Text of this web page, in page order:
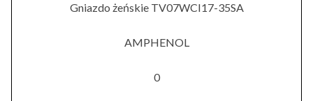
Gniazdo żeńskie TV07WCI17-35SA
AMPHENOL
0